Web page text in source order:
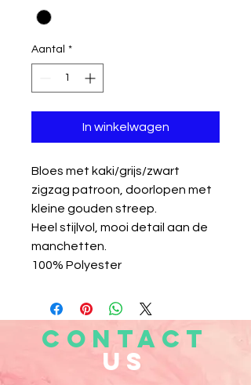
Aantal *
In winkelwagen
Bloes met kaki/grijs/zwart
zigzag patroon, doorlopen met
kleine gouden streep.
Heel stijlvol, mooi detail aan de
manchetten.
100% Polyester
CONTACT
US